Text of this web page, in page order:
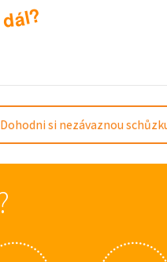
dál?
Dohodni si nezávaznou